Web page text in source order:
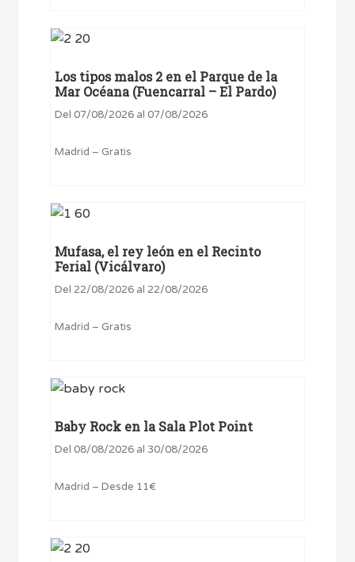
Los tipos malos 2 en el Parque de la
Mar Océana (Fuencarral – El Pardo)
Del 07/08/2026 al 07/08/2026
Madrid – Gratis
Mufasa, el rey león en el Recinto
Ferial (Vicálvaro)
Del 22/08/2026 al 22/08/2026
Madrid – Gratis
Baby Rock en la Sala Plot Point
Del 08/08/2026 al 30/08/2026
Madrid – Desde 11€